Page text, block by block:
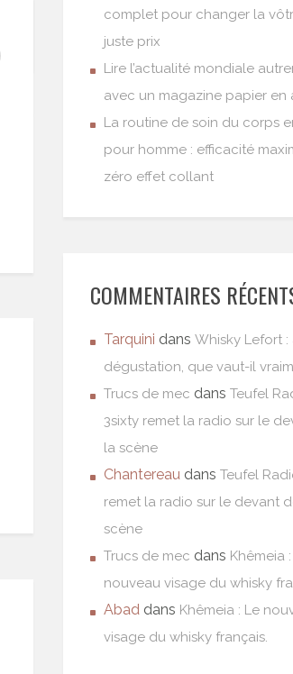
complet pour changer la
juste prix
Lire l’actualité mondiale
avec un magazine papier en
La routine de soin du corps
pour homme : efficacité
zéro effet collant
COMMENTAIRES
Tarquini dans Whisky Lefort :
dégustation, que vaut-il
Trucs de mec dans Teufel
3sixty remet la radio sur le
la scène
Chantereau dans Teufel
remet la radio sur le devant
scène
Trucs de mec dans Khêmeia
nouveau visage du whisky
Abad dans Khêmeia : Le
visage du whisky français.